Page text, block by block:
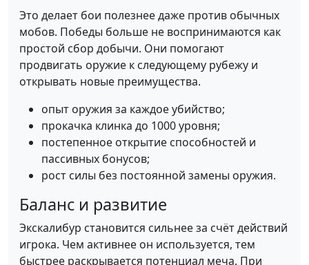
Это делает бои полезнее даже против обычных
мобов. Победы больше не воспринимаются как
простой сбор добычи. Они помогают
продвигать оружие к следующему рубежу и
открывать новые преимущества.
опыт оружия за каждое убийство;
прокачка клинка до 1000 уровня;
постепенное открытие способностей и
пассивных бонусов;
рост силы без постоянной замены оружия.
Баланс и развитие
Экскалибур становится сильнее за счёт действий
игрока. Чем активнее он используется, тем
быстрее раскрывается потенциал меча. При